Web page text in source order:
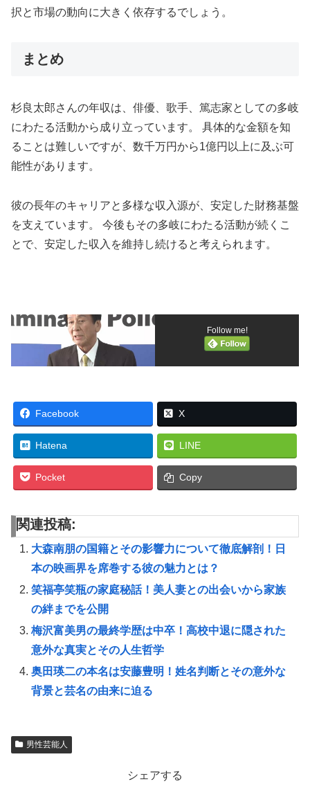
択と市場の動向に大きく依存するでしょう。
まとめ
杉良太郎さんの年収は、俳優、歌手、篤志家としての多岐
にわたる活動から成り立っています。 具体的な金額を知
ることは難しいですが、数千万円から1億円以上に及ぶ可
能性があります。
彼の長年のキャリアと多様な収入源が、安定した財務基盤
を支えています。 今後もその多岐にわたる活動が続くこ
とで、安定した収入を維持し続けると考えられます。
Follow me!
Facebook X
Hatena LINE
Pocket Copy
関連投稿:
大森南朋の国籍とその影響力について徹底解剖！日
本の映画界を席巻する彼の魅力とは？
笑福亭笑瓶の家庭秘話！美人妻との出会いから家族
の絆までを公開
梅沢富美男の最終学歴は中卒！高校中退に隠された
意外な真実とその人生哲学
奥田瑛二の本名は安藤豊明！姓名判断とその意外な
背景と芸名の由来に迫る
男性芸能人
シェアする